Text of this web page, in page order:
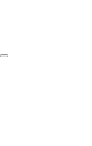
Navigationsmenü